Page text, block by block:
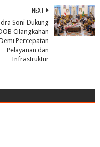
NEXT
Soni Dukung
Cilangkahan
Percepatan
Pelayanan dan
Infrastruktur